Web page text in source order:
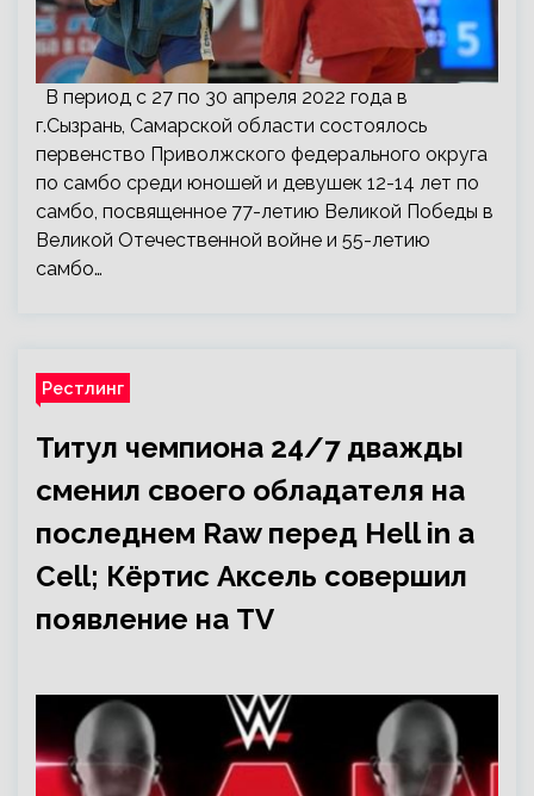
В период с 27 по 30 апреля 2022 года в
г.Сызрань, Самарской области состоялось
первенство Приволжского федерального округа
по самбо среди юношей и девушек 12-14 лет по
самбо, посвященное 77-летию Великой Победы в
Великой Отечественной войне и 55-летию
самбо…
Рестлинг
Титул чемпиона 24/7 дважды
сменил своего обладателя на
последнем Raw перед Hell in a
Cell; Кёртис Аксель совершил
появление на TV